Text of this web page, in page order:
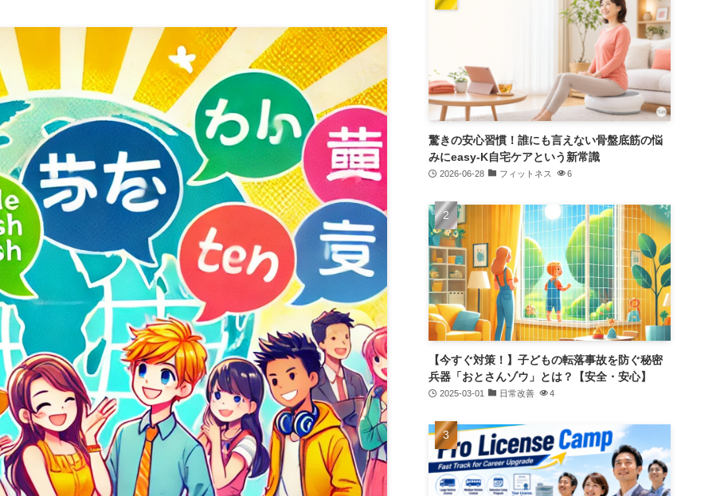
驚きの安心習慣！誰にも言えない骨盤底筋の悩
みにeasy-K自宅ケアという新常識
2026-06-28 フィットネス 6
【今すぐ対策！】子どもの転落事故を防ぐ秘密
兵器「おとさんゾウ」とは？【安全・安心】
2025-03-01 日常改善 4